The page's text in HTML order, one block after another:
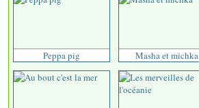
Peppa pig Masha et michka